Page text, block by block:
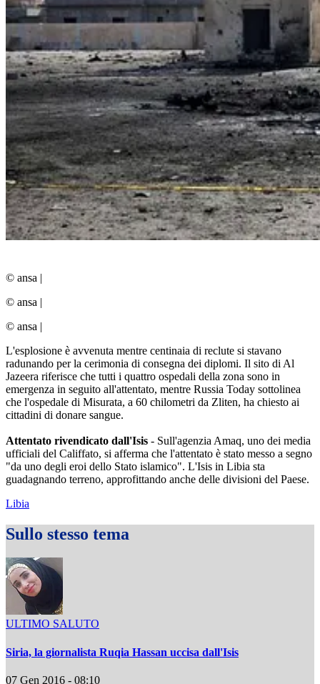
© ansa |
© ansa |
© ansa |
L'esplosione è avvenuta mentre centinaia di reclute si stavano
radunando per la cerimonia di consegna dei diplomi. Il sito di Al
Jazeera riferisce che tutti i quattro ospedali della zona sono in
emergenza in seguito all'attentato, mentre Russia Today sottolinea
che l'ospedale di Misurata, a 60 chilometri da Zliten, ha chiesto ai
cittadini di donare sangue.
Attentato rivendicato dall'Isis - Sull'agenzia Amaq, uno dei media
ufficiali del Califfato, si afferma che l'attentato è stato messo a segno
"da uno degli eroi dello Stato islamico". L'Isis in Libia sta
guadagnando terreno, approfittando anche delle divisioni del Paese.
Libia
Sullo stesso tema
ULTIMO SALUTO
Siria, la giornalista Ruqia Hassan uccisa dall'Isis
07 Gen 2016 - 08:10